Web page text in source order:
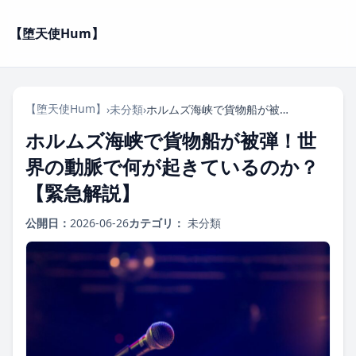
【堕天使Hum】
【堕天使Hum】 ›未分類› ホルムズ海峡で貨物船が被弾！世界の動脈で何が起きているのか？【緊急解説】
ホルムズ海峡で貨物船が被弾！世
界の動脈で何が起きているのか？
【緊急解説】
公開日： 2026-06-26カテゴリ： 未分類